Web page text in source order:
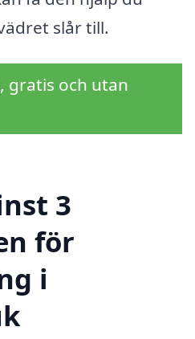
slår till.
gratis och utan
3
för
i